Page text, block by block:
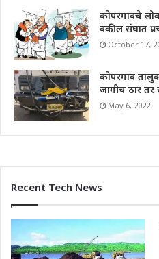
कोपरगावचे
वकील संघात
October 17,
कोपरगाव
जागीच ठार
May 6, 2022
Recent Tech News